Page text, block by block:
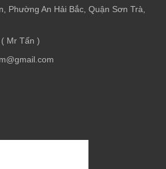
Phường An Hải Bắc, Quận Sơn Trà,
Mr Tấn )